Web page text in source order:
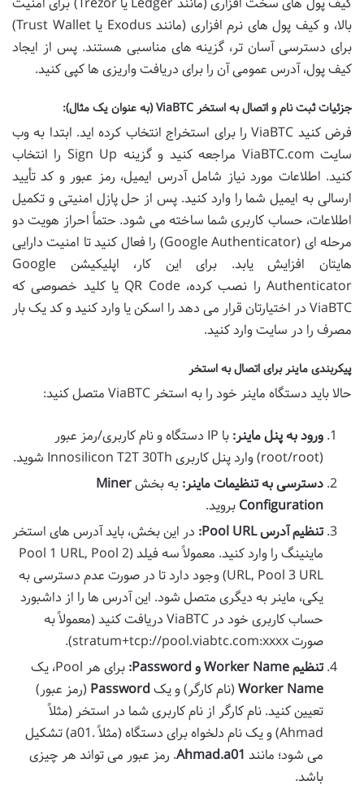
بالا، و کیف پول های نرم افزاری (مانند Exodus یا Trust Wallet)
برای دسترسی آسان تر، گزینه های مناسبی هستند. پس از ایجاد
کیف پول، آدرس عمومی آن را برای دریافت واریزی ها کپی کنید.
جزئیات ثبت نام و اتصال به استخر ViaBTC (به عنوان یک مثال):
فرض کنید ViaBTC را برای استخراج انتخاب کرده اید. ابتدا به وب
سایت ViaBTC.com مراجعه کنید و گزینه Sign Up را انتخاب
کنید. اطلاعات مورد نیاز شامل آدرس ایمیل، رمز عبور و کد تأیید
ارسالی به ایمیل شما را وارد کنید. پس از حل پازل امنیتی و تکمیل
اطلاعات، حساب کاربری شما ساخته می شود. حتماً احراز هویت دو
مرحله ای (Google Authenticator) را فعال کنید تا امنیت دارایی
هایتان افزایش یابد. برای این کار، اپلیکیشن Google
Authenticator را نصب کرده، QR Code یا کلید خصوصی که
ViaBTC در اختیارتان قرار می دهد را اسکن یا وارد کنید و کد یک بار
مصرف را در سایت وارد کنید.
پیکربندی ماینر برای اتصال به استخر
حالا باید دستگاه ماینر خود را به استخر ViaBTC متصل کنید:
ورود به پنل ماینر:
با IP دستگاه و نام کاربری/رمز عبور
(root/root) وارد پنل کاربری Innosilicon T2T 30Th شوید.
دسترسی به تنظیمات ماینر: به بخشMiner
Configuration بروید.
تنظیم آدرس Pool URL:
در این بخش، باید آدرس های استخر
ماینینگ را وارد کنید. معمولاً سه فیلد (Pool 1 URL, Pool 2
URL, Pool 3 URL) وجود دارد تا در صورت عدم دسترسی به
یکی، ماینر به دیگری متصل شود. این آدرس ها را از داشبورد
حساب کاربری خود در ViaBTC دریافت کنید (معمولاً به
صورت stratum+tcp://pool.viabtc.com:xxxx).
تنظیم Worker Name و Password:
برای هر Pool، یک
Worker Name (نام کارگر) و یک Password (رمز عبور)
تعیین کنید. نام کارگر از نام کاربری شما در استخر (مثلاً
Ahmad) و یک نام دلخواه برای دستگاه (مثلاً .a01) تشکیل
می شود؛ مانند Ahmad.a01. رمز عبور می تواند هر چیزی
باشد.